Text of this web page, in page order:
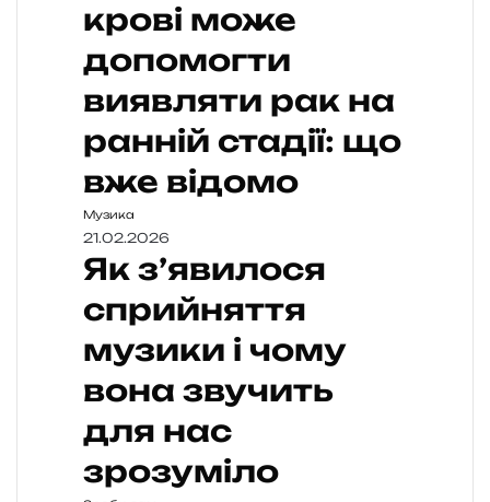
крові може
допомогти
виявляти рак на
ранній стадії: що
вже відомо
Музика
21.02.2026
Як з’явилося
сприйняття
музики і чому
вона звучить
для нас
зрозуміло